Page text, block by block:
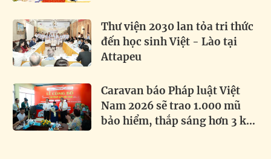
Thư viện 2030 lan tỏa tri thức
đến học sinh Việt - Lào tại
Attapeu
Caravan báo Pháp luật Việt
Nam 2026 sẽ trao 1.000 mũ
bảo hiểm, thắp sáng hơn 3 km